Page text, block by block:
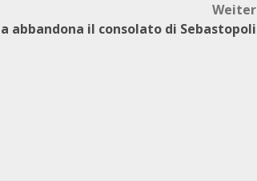
Weiter
abbandona il consolato di Sebastopoli